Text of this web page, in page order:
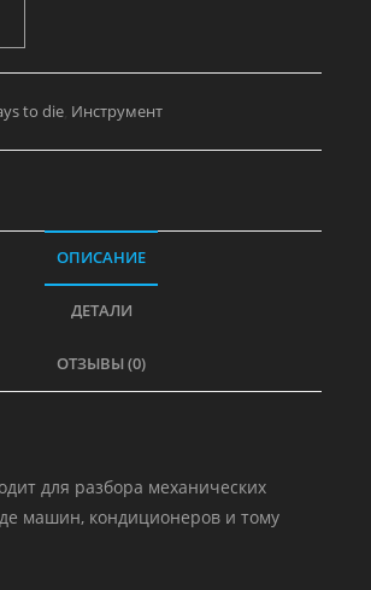
to die Инструмент
ОПИСАНИЕ
ДЕТАЛИ
ОТЗЫВЫ (0)
для разбора механических
машин, кондиционеров и тому